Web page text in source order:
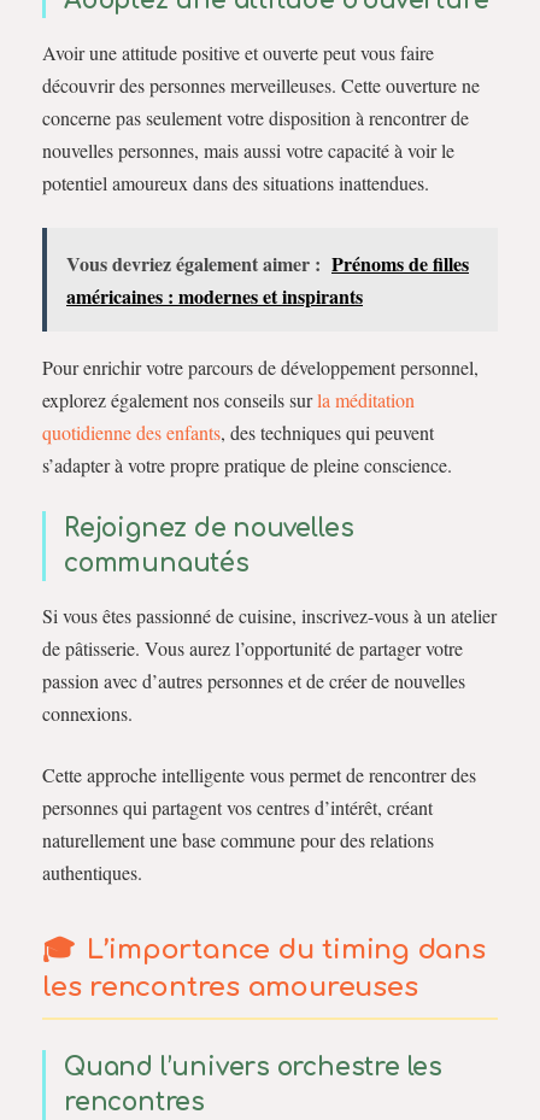
Avoir une attitude positive et ouverte peut vous faire
découvrir des personnes merveilleuses. Cette ouverture ne
concerne pas seulement votre disposition à rencontrer de
nouvelles personnes, mais aussi votre capacité à voir le
potentiel amoureux dans des situations inattendues.
Vous devriez également aimer : Prénoms de filles
américaines : modernes et inspirants
Pour enrichir votre parcours de développement personnel,
explorez également nos conseils surla méditation
quotidienne des enfants, des techniques qui peuvent
s’adapter à votre propre pratique de pleine conscience.
Rejoignez de nouvelles
communautés
Si vous êtes passionné de cuisine, inscrivez-vous à un atelier
de pâtisserie. Vous aurez l’opportunité de partager votre
passion avec d’autres personnes et de créer de nouvelles
connexions.
Cette approche intelligente vous permet de rencontrer des
personnes qui partagent vos centres d’intérêt, créant
naturellement une base commune pour des relations
authentiques.
L’importance du timing dans
les rencontres amoureuses
Quand l’univers orchestre les
rencontres